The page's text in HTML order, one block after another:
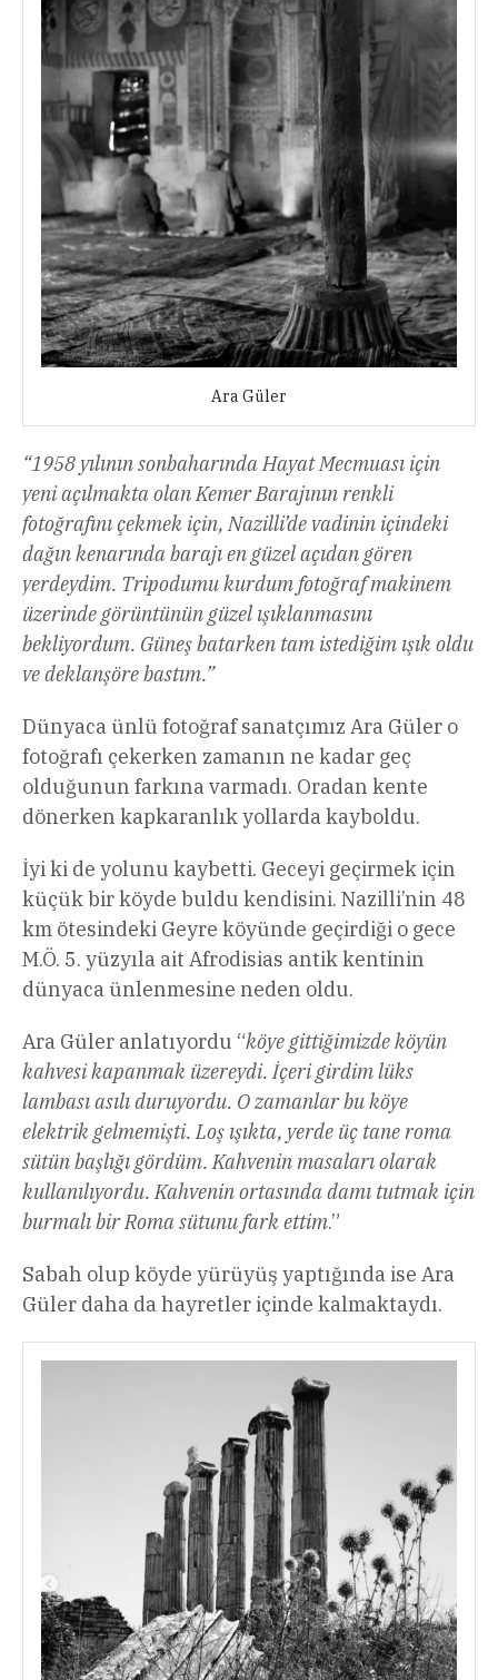
Ara Güler
“1958 yılının sonbaharında Hayat Mecmuası için
yeni açılmakta olan Kemer Barajının renkli
fotoğrafını çekmek için, Nazilli’de vadinin içindeki
dağın kenarında barajı en güzel açıdan gören
yerdeydim. Tripodumu kurdum fotoğraf makinem
üzerinde görüntünün güzel ışıklanmasını
bekliyordum. Güneş batarken tam istediğim ışık oldu
ve deklanşöre bastım.”
Dünyaca ünlü fotoğraf sanatçımız Ara Güler o
fotoğrafı çekerken zamanın ne kadar geç
olduğunun farkına varmadı. Oradan kente
dönerken kapkaranlık yollarda kayboldu.
İyi ki de yolunu kaybetti. Geceyi geçirmek için
küçük bir köyde buldu kendisini. Nazilli’nin 48
km ötesindeki Geyre köyünde geçirdiği o gece
M.Ö. 5. yüzyıla ait Afrodisias antik kentinin
dünyaca ünlenmesine neden oldu.
Ara Güler anlatıyordu “köye gittiğimizde köyün
kahvesi kapanmak üzereydi. İçeri girdim lüks
lambası asılı duruyordu. O zamanlar bu köye
elektrik gelmemişti. Loş ışıkta, yerde üç tane roma
sütün başlığı gördüm. Kahvenin masaları olarak
kullanılıyordu. Kahvenin ortasında damı tutmak için
burmalı bir Roma sütunu fark ettim.”
Sabah olup köyde yürüyüş yaptığında ise Ara
Güler daha da hayretler içinde kalmaktaydı.